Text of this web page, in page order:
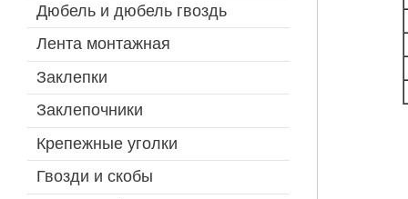
Дюбель и дюбель гвоздь
Лента монтажная
Заклепки
Заклепочники
Крепежные уголки
Гвозди и скобы